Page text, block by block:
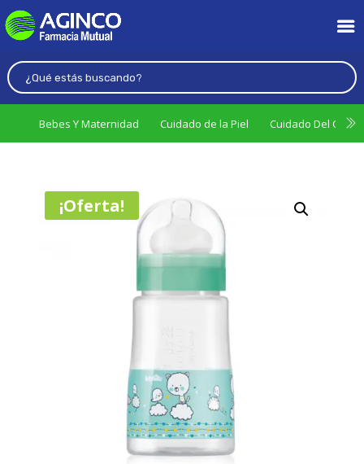
Bebes Y Maternidad Cuidado de la Piel Cuidado Del
¡Oferta!